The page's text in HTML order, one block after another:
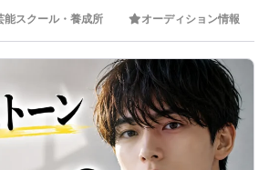
能スクール・養成所 オーディション情報